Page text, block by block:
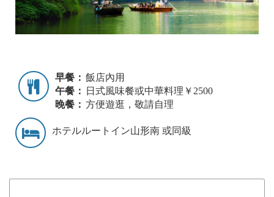
早餐： 飯店內用
午餐：
日式風味餐或中華料理￥2500
晚餐： 方便遊逛，敬請自理
ホテルルートイン山形南 或同級